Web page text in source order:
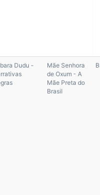
Dudu -
Mãe Senhora
de Oxum - A
Mãe Preta do
Brasil